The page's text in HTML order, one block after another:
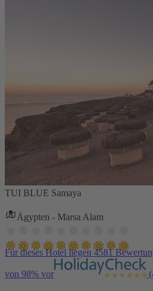
TUI BLUE Samaya
Ägypten - Marsa Alam
Für dieses Hotel liegen 4581
von 98% vor